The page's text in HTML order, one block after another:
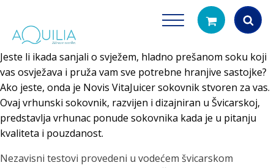
Products
search
Jeste li ikada sanjali o svježem, hladno prešanom soku koji
vas osvježava i pruža vam sve potrebne hranjive sastojke?
Ako jeste, onda je Novis VitaJuicer sokovnik stvoren za vas.
Ovaj vrhunski sokovnik, razvijen i dizajniran u Švicarskoj,
predstavlja vrhunac ponude sokovnika kada je u pitanju
kvaliteta i pouzdanost.
Nezavisni testovi provedeni u vodećem švicarskom